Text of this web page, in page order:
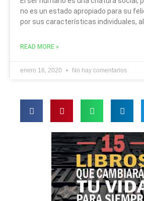
no es un estado apropiado para su
por sus características individuales,
READ MORE »
enero 16, 2020 No hay comentarios